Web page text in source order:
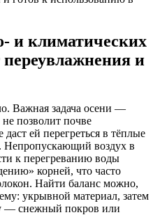
и климатических
и
Важная задача осени —
позволит почве
ей перегреться в тёплые
Непропускающий воздух в
к перегреванию воды
корней, что часто
Найти баланс можно,
укрывной материал, затем
— снежный покров или